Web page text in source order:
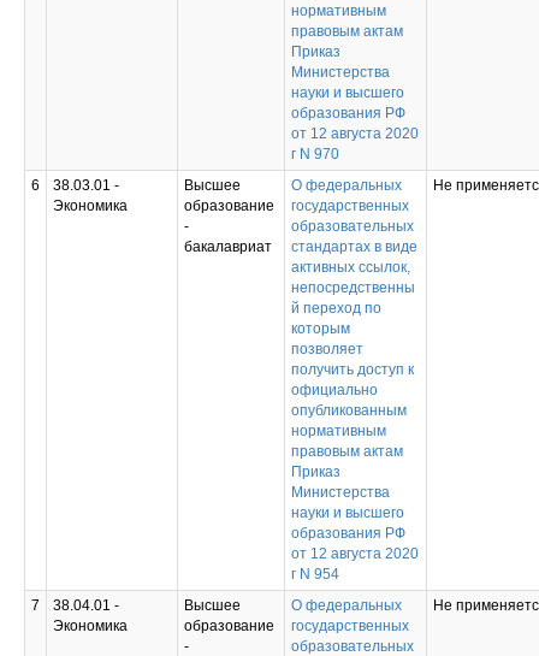
нормативным
правовым актам
Приказ
Министерства
науки и высшего
образования РФ
от 12 августа 2020
г N 970
6
38.03.01 -
Экономика
Высшее
образование
-
бакалавриат
О федеральных
государственных
образовательных
стандартах в виде
активных ссылок,
непосредственны
й переход по
которым
позволяет
получить доступ к
официально
опубликованным
нормативным
правовым актам
Приказ
Министерства
науки и высшего
образования РФ
от 12 августа 2020
г N 954
Не
7
38.04.01 -
Экономика
Высшее
образование
-
О федеральных
государственных
образовательных
Не